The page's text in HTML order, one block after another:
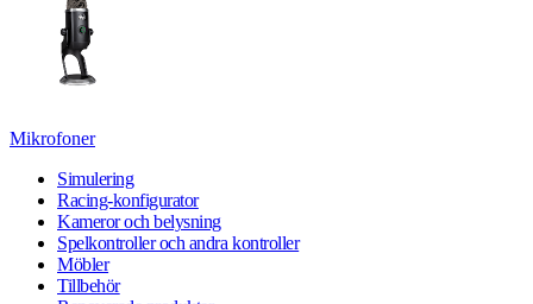
Mikrofoner
Simulering
Racing-konfigurator
Kameror och belysning
Spelkontroller och andra kontroller
Möbler
Tillbehör